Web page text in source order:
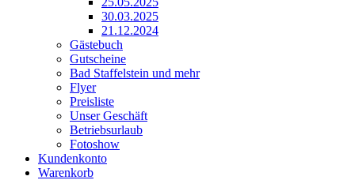
30.03.2025
21.12.2024
Gästebuch
Gutscheine
Bad Staffelstein und mehr
Flyer
Preisliste
Unser Geschäft
Betriebsurlaub
Fotoshow
Kundenkonto
Warenkorb